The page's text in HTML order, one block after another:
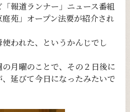
報道ランナー」ニュース番組
苑」オープン法要が紹介され
われた、というかんじでし
月曜のことで、その２日後に
延びて今日になったみたいで